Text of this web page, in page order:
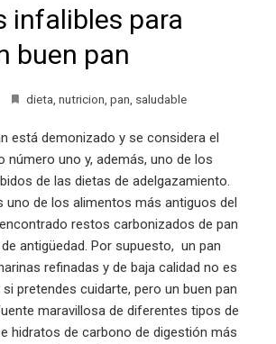
infalibles para
buen pan
dieta nutricion pan saludable
está demonizado y se considera el
número uno y, además, uno de los
de las dietas de adelgazamiento.
uno de los alimentos más antiguos del
restos carbonizados de pan
antigüedad. Por supuesto, un pan
refinadas y de baja calidad no es
pretendes cuidarte, pero un buen pan
maravillosa de diferentes tipos de
hidratos de carbono de digestión más